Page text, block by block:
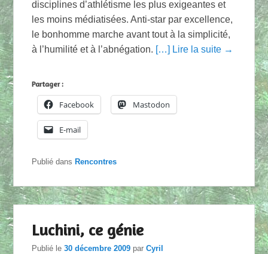
disciplines d’athlétisme les plus exigeantes et
les moins médiatisées. Anti-star par excellence,
le bonhomme marche avant tout à la simplicité,
à l’humilité et à l’abnégation. […] Lire la suite →
Partager :
Facebook Mastodon
E-mail
Publié dans Rencontres
Luchini, ce génie
Publié le30 décembre 2009 parCyril